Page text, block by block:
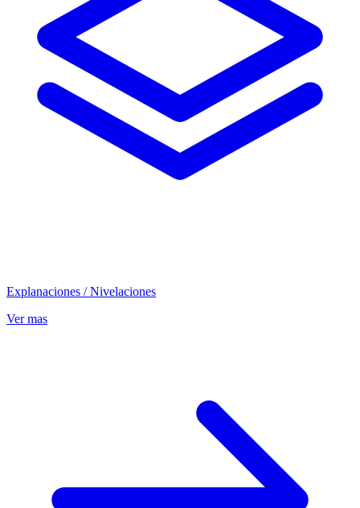
Explanaciones / Nivelaciones
Ver mas